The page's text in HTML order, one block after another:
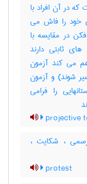
در آن افراد با
خود را فاش می
در مقایسه با
ثابتی دارند
می کند آزمون
شوند) و آزمون
را فرامی
projective
، شکایت ،
protest